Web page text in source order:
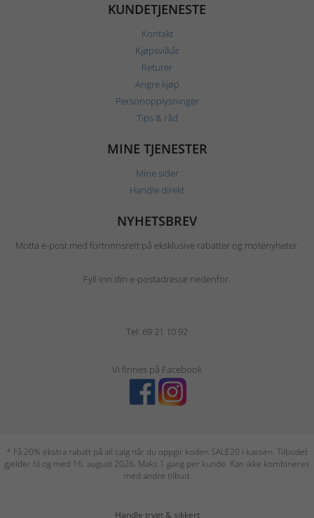
KUNDETJENESTE
Kontakt
Kjøpsvilkår
Returer
Angre kjøp
Personopplysninger
Tips & råd
MINE TJENESTER
Mine sider
Handle direkt
NYHETSBREV
Motta e-post med fortrinnsrett på eksklusive rabatter og motenyheter.
Fyll inn din e-postadresse nedenfor.
Tel: 69 21 10 92
Vi finnes på Facebook
* Få 20% ekstra rabatt på all salg når du oppgir koden SALE20 i kassen. Tilbudet
gjelder til og med 16. august 2026. Maks 1 gang per kunde. Kan ikke kombineres
med andre tilbud.
Handle trygt & sikkert